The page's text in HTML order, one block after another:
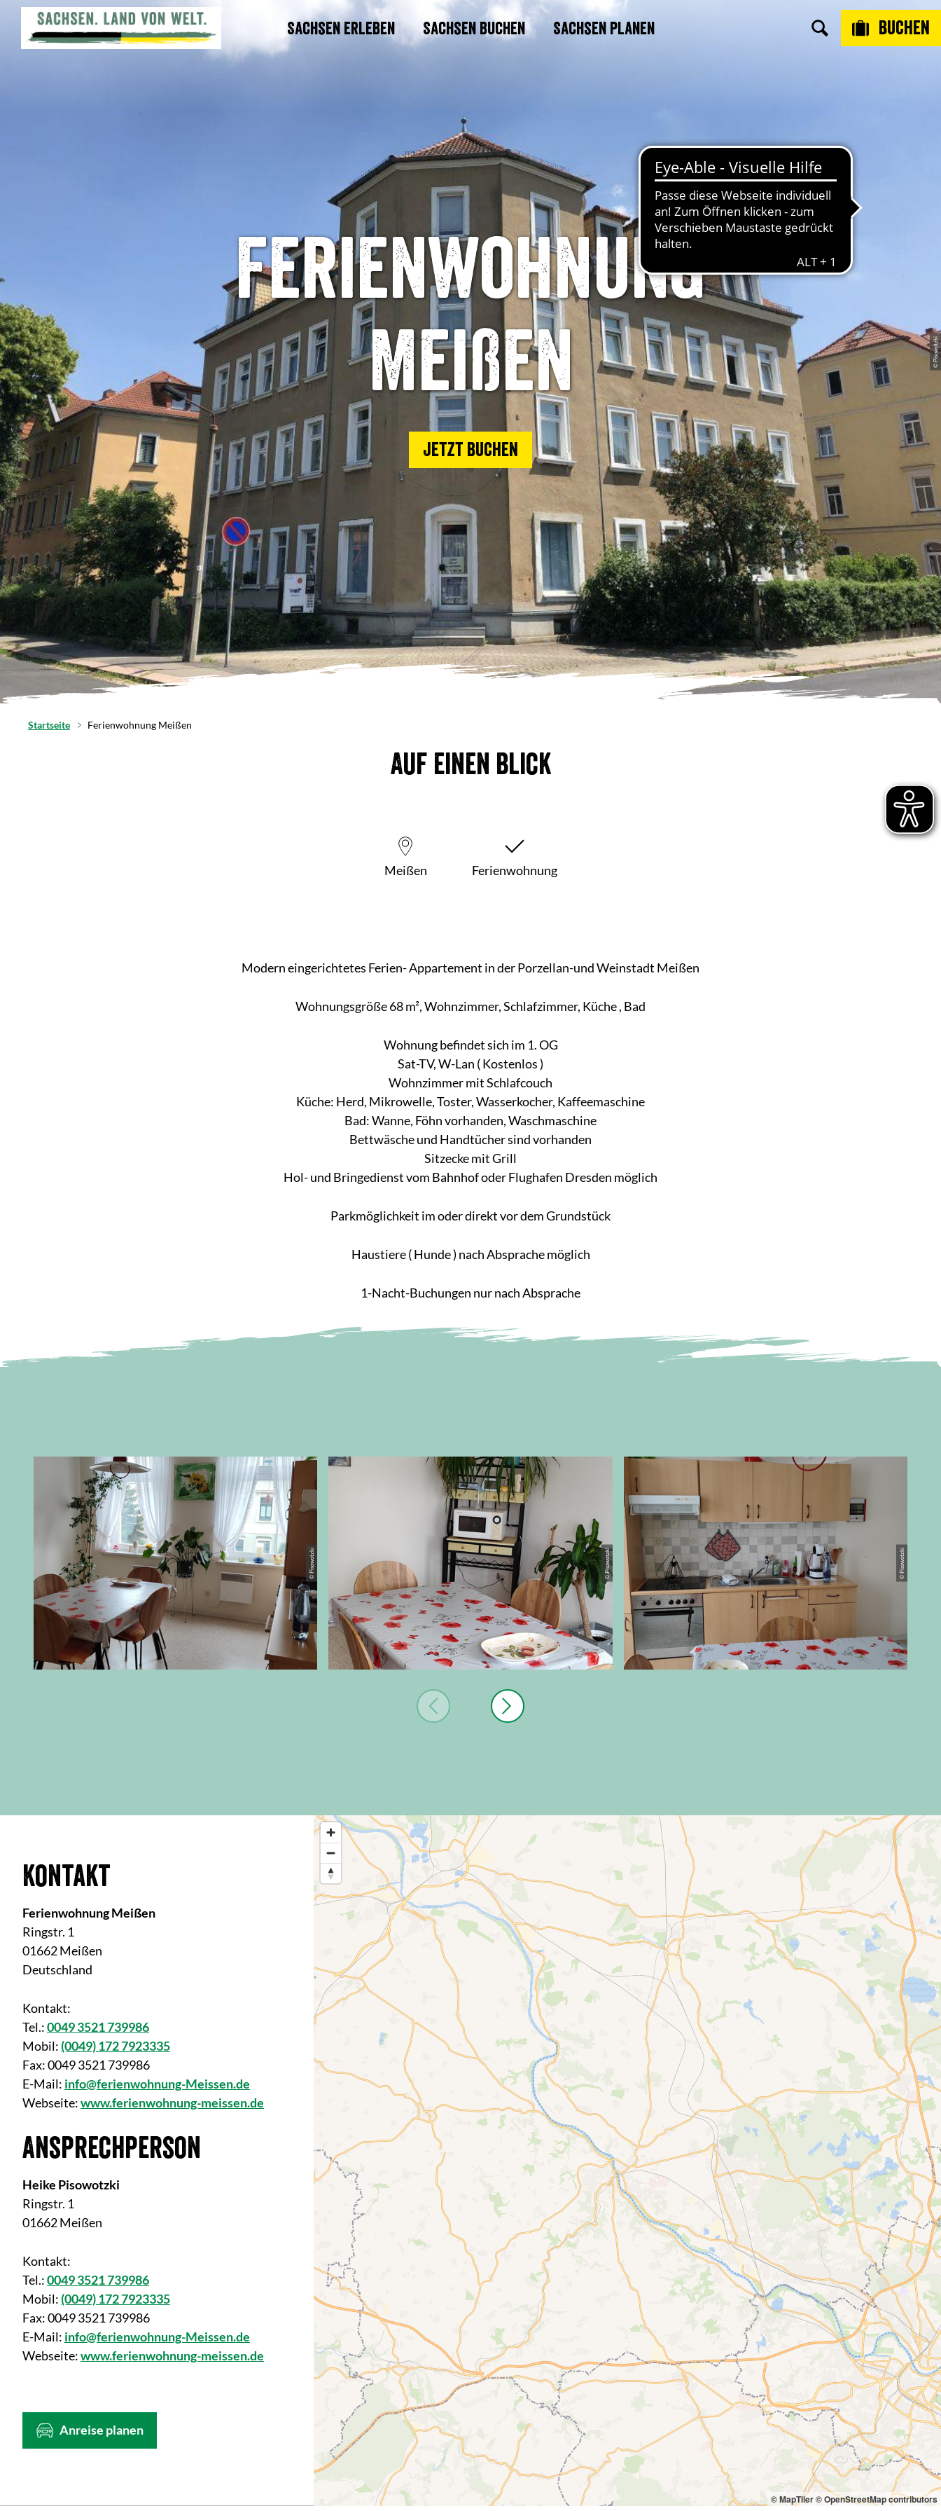
Sachsen erleben Sachsen buchen Sachsen planen Buchen
© Pisowotzki
Ferienwohnung
Meißen
Jetzt buchen
Startseite Ferienwohnung Meißen
Auf einen Blick
Meißen Ferienwohnung
Modern eingerichtetes Ferien- Appartement in der Porzellan-und Weinstadt Meißen
Wohnungsgröße 68 m², Wohnzimmer, Schlafzimmer, Küche , Bad
Wohnung befindet sich im 1. OG
Sat-TV, W-Lan ( Kostenlos )
Wohnzimmer mit Schlafcouch
Küche: Herd, Mikrowelle, Toster, Wasserkocher, Kaffeemaschine
Bad: Wanne, Föhn vorhanden, Waschmaschine
Bettwäsche und Handtücher sind vorhanden
Sitzecke mit Grill
Hol- und Bringedienst vom Bahnhof oder Flughafen Dresden möglich
Parkmöglichkeit im oder direkt vor dem Grundstück
Haustiere ( Hunde ) nach Absprache möglich
1-Nacht-Buchungen nur nach Absprache
© Pisowotzki © Pisowotzki © Pisowotzki
Kontakt
Ferienwohnung Meißen
Ringstr. 1
01662 Meißen
Deutschland
Kontakt:
Tel.:0049 3521 739986
Mobil: (0049) 172 7923335
Fax:0049 3521 739986
E-Mail: info@ferienwohnung-Meissen.de
Webseite:www.ferienwohnung-meissen.de
Ansprechperson
Heike Pisowotzki
Ringstr. 1
01662 Meißen
Kontakt:
Tel.:0049 3521 739986
Mobil: (0049) 172 7923335
Fax:0049 3521 739986
E-Mail: info@ferienwohnung-Meissen.de
Webseite:www.ferienwohnung-meissen.de
Anreise planen
© MapTiler© OpenStreetMap contributors